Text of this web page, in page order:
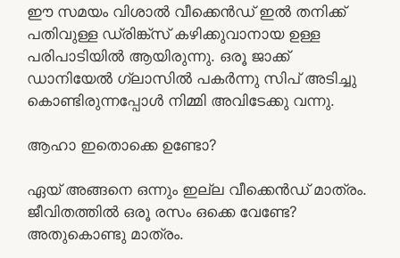
ഈ സമയം വിശാൽ വീക്കെൻഡ് ഇൽ തനിക്ക്
പതിവുള്ള ഡ്രിങ്ക്സ് കഴിക്കുവാനായ ഉള്ള
പരിപാടിയിൽ ആയിരുന്നു. ഒരൂ ജാക്ക്
ഡാനിയേൽ ഗ്ലാസിൽ പകർന്നു സിപ് അടിച്ചു
കൊണ്ടിരുന്നപ്പോൾ നിമ്മി അവിടേക്കു വന്നു.
ആഹാ ഇതൊക്കെ ഉണ്ടോ?
ഏയ്‌ അങ്ങനെ ഒന്നും ഇല്ല വീക്കെൻഡ് മാത്രം.
ജീവിതത്തിൽ ഒരൂ രസം ഒക്കെ വേണ്ടേ?
അതുകൊണ്ടു മാത്രം.